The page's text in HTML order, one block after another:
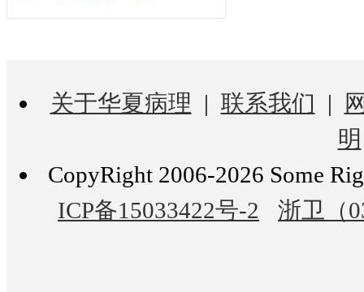
关于华夏病理 | 联系我们 |
明
CopyRight 2006-2026 Some
ICP备15033422号-2
浙卫（